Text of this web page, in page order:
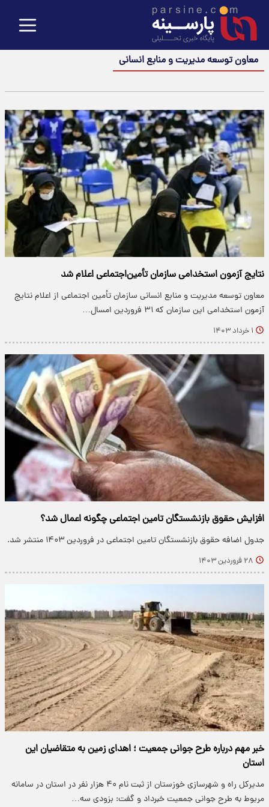
معاون توسعه مدیریت و منابع انسانی
نتایج آزمون استخدامی سازمان تأمین‌اجتماعی اعلام شد
معاون توسعه مدیریت و منابع انسانی سازمان تأمین‌ اجتماعی از اعلام نتایج
آزمون استخدامی این سازمان که ۳۱ فروردین امسال…
۱ خرداد ۱۴۰۳
افزایش حقوق بازنشستگان تامین اجتماعی چگونه اعمال شد؟
جدول اضافه حقوق‌ بازنشستگان تامین اجتماعی در فروردین ۱۴۰۳ منتشر شد.
۲۸ فروردین ۱۴۰۳
خبر مهم درباره طرح جوانی جمعیت ؛ اهدای زمین به متقاضیان این
استان
مدیرکل راه و شهرسازی خوزستان از ثبت نام ۴۰ هزار نفر در استان در سامانه
مربوط به طرح جوانی جمعیت خبرداد و گفت: بزودی سه…